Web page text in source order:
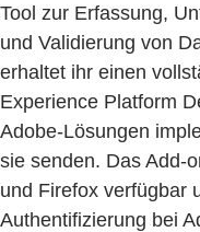
Tool zur Erfassung,
und Validierung von
erhaltet ihr einen
Experience Platform
Adobe-Lösungen
sie senden. Das Add-
und Firefox verfügbar
Authentifizierung bei